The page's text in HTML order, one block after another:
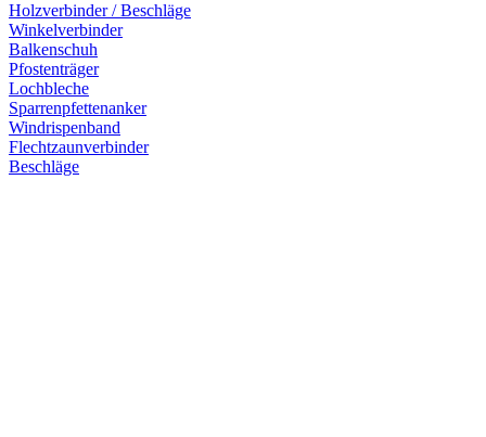
Holzverbinder / Beschläge
Winkelverbinder
Balkenschuh
Pfostenträger
Lochbleche
Sparrenpfettenanker
Windrispenband
Flechtzaunverbinder
Beschläge